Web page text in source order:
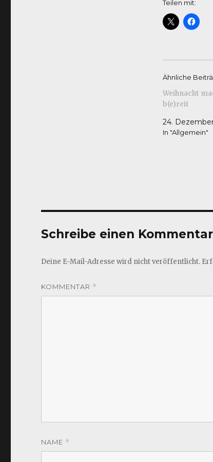
Teilen mit:
Ähnliche
Weihnacht
b(e)reit
24.
In "Allgemein"
Schreibe einen Kommentar
Deine E-Mail-Adresse wird nicht veröffentlicht.
KOMMENTAR *
NAME *